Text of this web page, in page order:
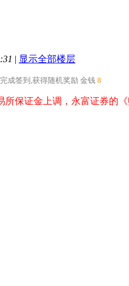
| 显示全部楼层
完成签到,获得随机奖励 金钱 8
所保证金上调，永富证券的